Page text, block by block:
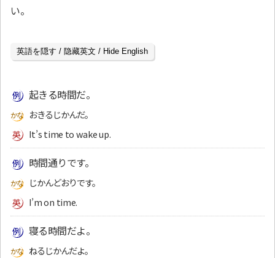
い。
英語を隠す / 隐藏英文 / Hide English
起きる時間だ。
おきるじかんだ。
It’s time to wake up.
時間通りです。
じかんどおりです。
I’m on time.
寝る時間だよ。
ねるじかんだよ。